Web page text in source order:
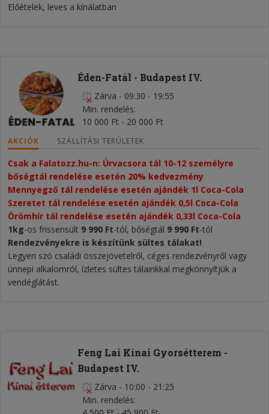
Előételek, leves a kínálatban
Éden-Fatál - Budapest IV.
Zárva - 09:30 - 19:55
Min. rendelés
10 000 Ft - 20 000 Ft
AKCIÓK SZÁLLÍTÁSI TERÜLETEK
Csak a Falatozz.hu-n: Úrvacsora tál 10-12 személyre
bőségtál rendelése esetén 20% kedvezmény​
Mennyegző tál rendelése esetén ajándék 1l Coca-Cola
Szeretet tál rendelése esetén ajándék 0,5l Coca-Cola
Örömhír tál rendelése esetén ajándék 0,33l Coca-Cola
1kg-os frissensült 9 990 Ft-tól, bőségtál 9 990 Ft-tól
Rendezvényekre is készítünk sültes tálakat!
Legyen szó családi összejövetelről, céges rendezvényről vagy
ünnepi alkalomról, ízletes sültes tálainkkal megkönnyítjük a
vendéglátást.
Feng Lai Kínai Gyorsétterem -
Budapest IV.
Zárva - 10:00 - 21:25
Min. rendelés